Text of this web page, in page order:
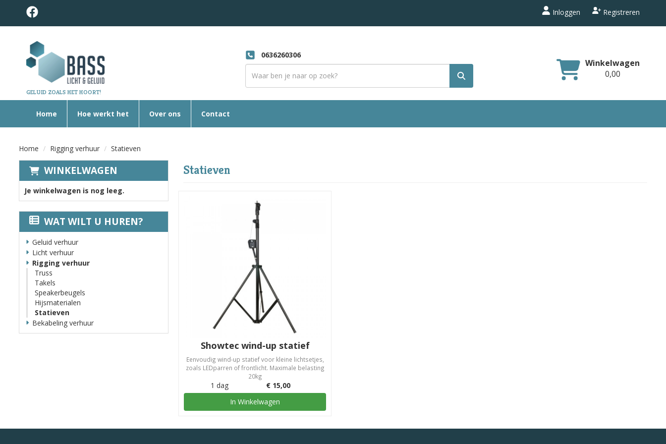
Inloggen Registreren
GELUID ZOALS HET HOORT!
0636260306
Winkelwagen
0,00
Home Hoe werkt het Over ons Contact
Home Rigging verhuur Statieven
WINKELWAGEN
Je winkelwagen is nog leeg.
WAT WILT U HUREN?
Geluid verhuur
Licht verhuur
Rigging verhuur
Truss
Takels
Speakerbeugels
Hijsmaterialen
Statieven
Bekabeling verhuur
Statieven
Showtec wind-up statief
Eenvoudig wind-up statief voor kleine lichtsetjes,
zoals LEDparren of frontlicht. Maximale belasting
20kg
1 dag € 15,00
In Winkelwagen